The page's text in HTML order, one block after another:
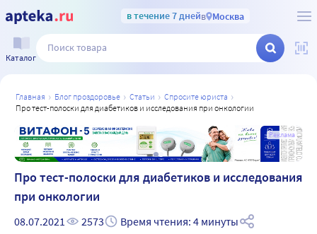
в течение 7 днейв Москва
Каталог
главная блог проздоровье статьи
спросите юриста
про тест-полоски для диабетиков и исследования при онкологии
Реклама
Про тест-полоски для диабетиков и исследования
при онкологии
08.07.2021 2573 Время чтения: 4 минуты